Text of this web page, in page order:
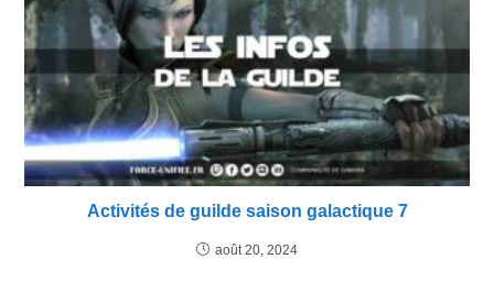
Activités de guilde saison galactique 7
août 20, 2024